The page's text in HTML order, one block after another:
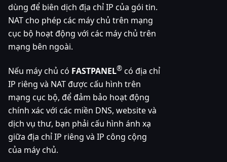
dùng để biên dịch địa chỉ IP của gói tin.
NAT cho phép các máy chủ trên mạng
cục bộ hoạt động với các máy chủ trên
mạng bên ngoài.
Nếu máy chủ có FASTPANEL® có địa chỉ
IP riêng và NAT được cấu hình trên
mạng cục bộ, để đảm bảo hoạt động
chính xác với các miền DNS, website và
dịch vụ thư, bạn phải cấu hình ánh xạ
giữa địa chỉ IP riêng và IP công cộng
của máy chủ.